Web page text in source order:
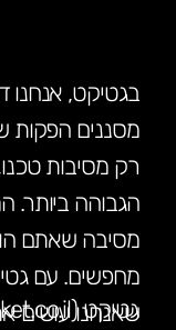
בגטיקט, אנחנו
מסננים הפקות
רק מסיבות
הגבוהה ביותר.
מסיבה שאתם
מחפשים. עם
שאנחנו עושים